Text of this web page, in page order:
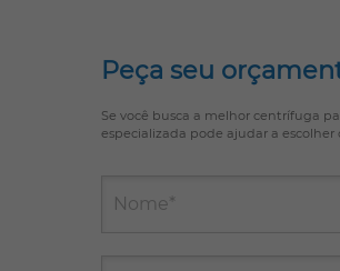
Peça seu
Se você busca a melhor centrífuga
especializada pode ajudar a escolher
Nome*